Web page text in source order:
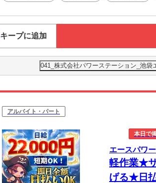
キープに追加
041_株式会社パワーステーション_池
アルバイト・パート
本日で
エースパワ
軽作業★
げる★日